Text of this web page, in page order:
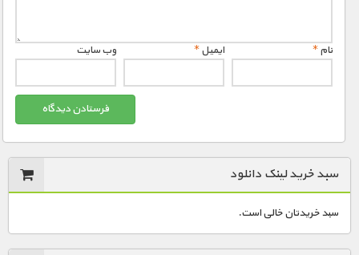
نام* ایمیل* وب‌ سایت
سبد خرید لینک دانلود
سبد خریدتان خالی است.